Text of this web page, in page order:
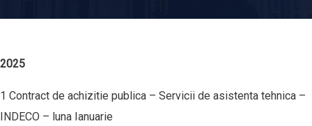
2025
1 Contract de achizitie publica – Servicii de asistenta tehnica –
INDECO – luna Ianuarie